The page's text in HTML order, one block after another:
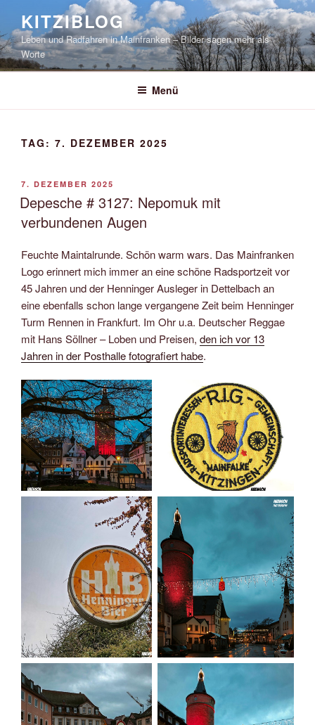
springen
KITZIBLOG
Leben und Radfahren in Mainfranken – Bilder sagen mehr als
Worte
Menü
TAG: 7. DEZEMBER 2025
VERÖFFENTLICHT
AM
7. DEZEMBER 2025
Depesche # 3127: Nepomuk mit
verbundenen Augen
Feuchte Maintalrunde. Schön warm wars. Das Mainfranken
Logo erinnert mich immer an eine schöne Radsportzeit vor
45 Jahren und der Henninger Ausleger in Dettelbach an
eine ebenfalls schon lange vergangene Zeit beim Henninger
Turm Rennen in Frankfurt. Im Ohr u.a. Deutscher Reggae
mit Hans Söllner – Loben und Preisen, den ich vor 13
Jahren in der Posthalle fotografiert habe.